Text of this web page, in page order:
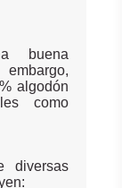
buena
algodón
como
diversas